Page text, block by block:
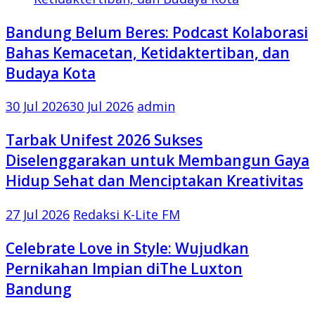
Bandung Belum Beres: Podcast Kolaborasi
Bahas Kemacetan, Ketidaktertiban, dan
Budaya Kota
30 Jul 202630 Jul 2026 admin
Tarbak Unifest 2026 Sukses
Diselenggarakan untuk Membangun Gaya
Hidup Sehat dan Menciptakan Kreativitas
27 Jul 2026 Redaksi K-Lite FM
Celebrate Love in Style: Wujudkan
Pernikahan Impian diThe Luxton
Bandung